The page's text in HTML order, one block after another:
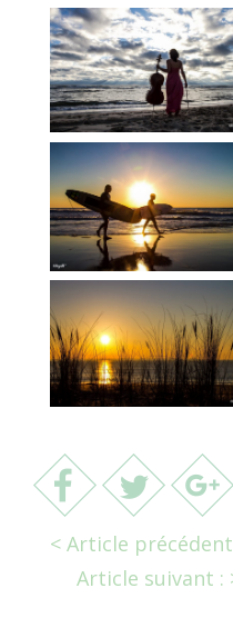
< Article
Article suivant :